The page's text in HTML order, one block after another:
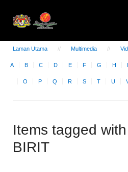
Laman Utama Multimedia
A B C D E F G H I
O P Q R S T U
Items tagged
BIRIT